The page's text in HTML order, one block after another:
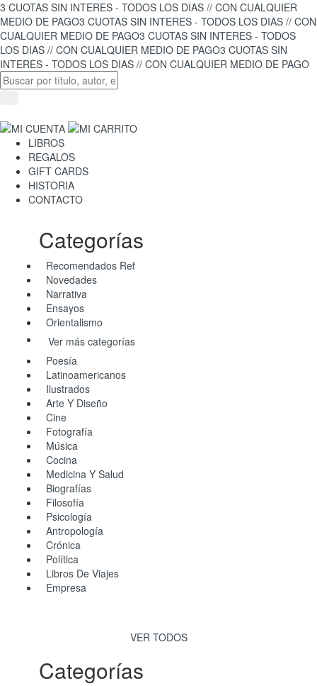
3 CUOTAS SIN INTERES - TODOS LOS DIAS // CON CUALQUIER
MEDIO DE PAGO3 CUOTAS SIN INTERES - TODOS LOS DIAS // CON
CUALQUIER MEDIO DE PAGO3 CUOTAS SIN INTERES - TODOS
LOS DIAS // CON CUALQUIER MEDIO DE PAGO3 CUOTAS SIN
INTERES - TODOS LOS DIAS // CON CUALQUIER MEDIO DE PAGO
LIBROS
REGALOS
GIFT CARDS
HISTORIA
CONTACTO
Categorías
Recomendados Ref
Novedades
Narrativa
Ensayos
Orientalismo
Ver más categorías
Poesía
Latinoamericanos
Ilustrados
Arte Y Diseño
Cine
Fotografía
Música
Cocina
Medicina Y Salud
Biografías
Filosofía
Psicología
Antropología
Crónica
Política
Libros De Viajes
Empresa
VER TODOS
Categorías